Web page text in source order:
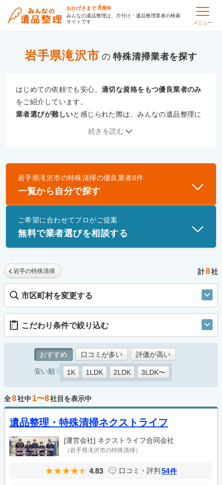
おかげさまで 8周年
みんなの遺品整理は、片付け・遺品整理業者の検索
サイトです
メニュー
岩手県滝沢市 の 特殊清掃
はじめての依頼でも安心。適切な資格をもつ優良業者のみ
をご紹介しています。
業者選びが難しいと感じられた際は、みんなの遺品整理に
優良業者とは
一般財団法人遺品整理認定協会、および一般社団法
士」資格を持つ事業者のみ掲載しています。
続きを読む
岩手県滝沢市の特殊清掃の優良業者8件
一覧から自分で探す
ご希望に合わせてプロがご提案
無料で業者選びを相談する
岩手の特殊清掃 計8社
市区町村を変更する
こだわり条件で絞り込む
おすすめ 口コミが多い 評価が高い
安い順 1K 1LDK 2LDK 3LDK〜
全8社中 1〜8社目を表示中
遺品整理・特殊清掃ネクストライフ
[運営会社] ネクストライフ合同会社
（岩手県滝沢市の特殊清掃）
4.83 口コミ・評判 54件